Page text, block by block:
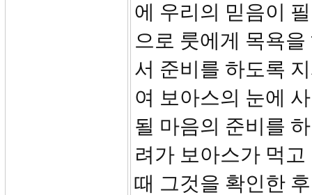
에 우리의 믿음이
으로 룻에게 목욕
서 준비를 하도록
여 보아스의 눈에
될 마음의 준비를
려가 보아스가 먹
때 그것을 확인한